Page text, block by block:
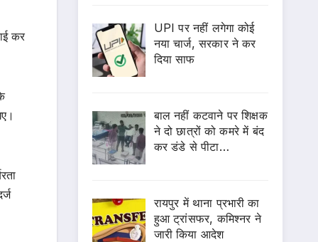
कर
UPI पर नहीं लगेगा कोई
नया चार्ज, सरकार ने कर
दिया साफ
बाल नहीं कटवाने पर शिक्षक
ने दो छात्रों को कमरे में बंद
कर डंडे से पीटा…
रायपुर में थाना प्रभारी का
हुआ ट्रांसफर, कमिश्नर ने
जारी किया आदेश